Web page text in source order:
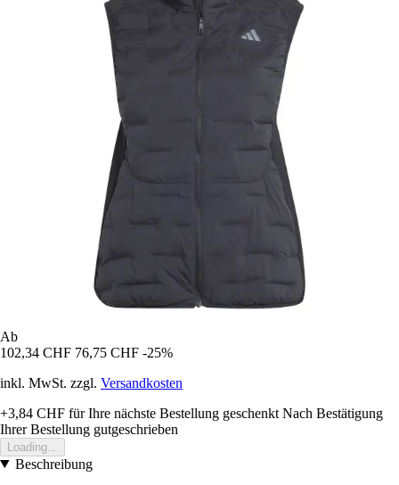
Ab
102,34 CHF 76,75 CHF -25%
inkl. MwSt. zzgl. Versandkosten
+3,84 CHF für Ihre nächste Bestellung geschenkt Nach Bestätigung
Ihrer Bestellung gutgeschrieben
Loading...
Beschreibung